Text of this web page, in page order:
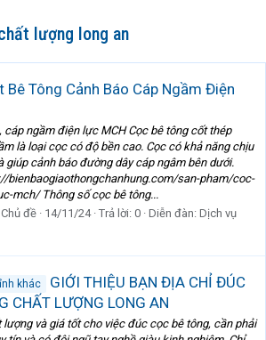
lượng long an
Bê Tông Cảnh Báo Cáp Ngầm Điện
cáp ngầm điện lực MCH Cọc bê tông cốt thép
là loại cọc có độ bền cao. Cọc có khả năng chịu
giúp cảnh báo đường dây cáp ngâm bên dưới.
bienbaogiaothongchanhung.com/san-pham/coc-
mch/ Thông số cọc bê tông...
Chủ đề 14/11/24 Trả lời: 0 Diễn đàn: Dịch vụ
khác
GIỚI THIỆU BẠN ĐỊA CHỈ ĐÚC
CHẤT LƯỢNG LONG AN
và giá tốt cho việc đúc cọc bê tông, cần phải